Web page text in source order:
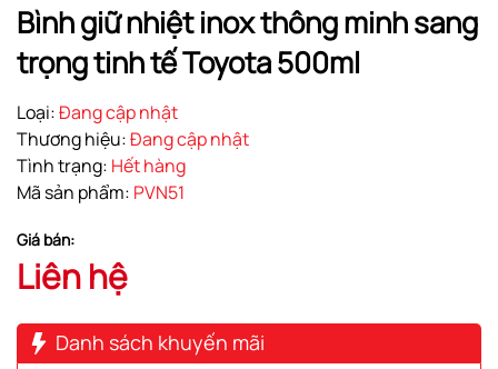
Bình giữ nhiệt inox thông minh sang
trọng tinh tế Toyota 500ml
Loại:Đang cập nhật
Thương hiệu:Đang cập nhật
Tình trạng: Hết hàng
Mã sản phẩm: PVN51
Giá bán:
Liên hệ
Danh sách khuyến mãi